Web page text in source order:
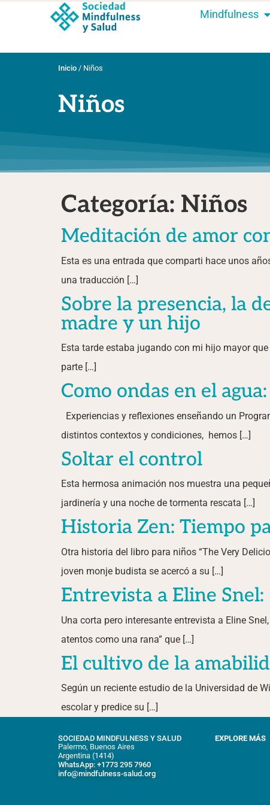
Mindfulness
Inicio / Niños
Niños
Categoría: Niños
Meditación de amor
Esta es una entrada que comparti hace unos
una traducción […]
Sobre la presencia, la
madre y un hijo
Esta tarde estaba jugando con mi hijo mayor
parte […]
Como ondas en el
Experiencias y reflexiones enseñando un
distintos contextos y condiciones, hemos […]
Soltar el control
Esta hermosa animación nos muestra una
jardinería y una noche de tormenta rescata […]
Historia Zen: Tiempo
Otra historia del libro para niños “The Very
joven monje budista se acercó a su […]
Entrevista a Eline Snel:
Una corta pero interesante entrevista a Eline
atentos como una rana” que […]
El cultivo de la
Según un reciente estudio de la Universidad de
escolar y predice su […]
SOCIEDAD MINDFULNESS Y SALUD
Palermo, Buenos Aires
Argentina (1414)
WhatsApp: +1773 295 7960
info@mindfulness-salud.org
EXPLORE MÁS